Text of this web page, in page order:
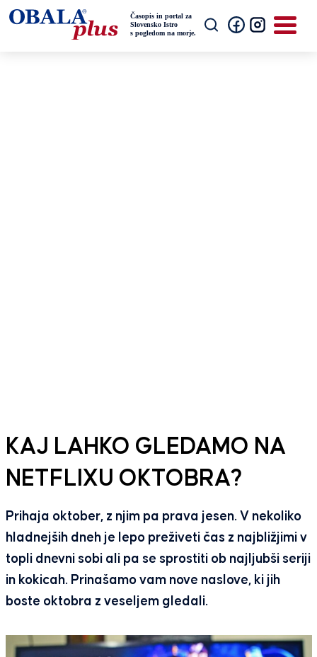
KAJ LAHKO GLEDAMO NA
NETFLIXU OKTOBRA?
Prihaja oktober, z njim pa prava jesen. V nekoliko
hladnejših dneh je lepo preživeti čas z najbližjimi v
topli dnevni sobi ali pa se sprostiti ob najljubši seriji
in kokicah. Prinašamo vam nove naslove, ki jih
boste oktobra z veseljem gledali.